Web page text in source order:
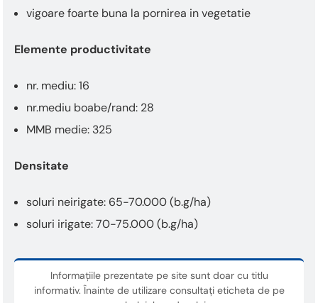
vigoare foarte buna la pornirea in vegetatie
Elemente productivitate
nr. mediu: 16
nr.mediu boabe/rand: 28
MMB medie: 325
Densitate
soluri neirigate: 65-70.000 (b.g/ha)
soluri irigate: 70-75.000 (b.g/ha)
Informațiile prezentate pe site sunt doar cu titlu
informativ. Înainte de utilizare consultați eticheta de pe